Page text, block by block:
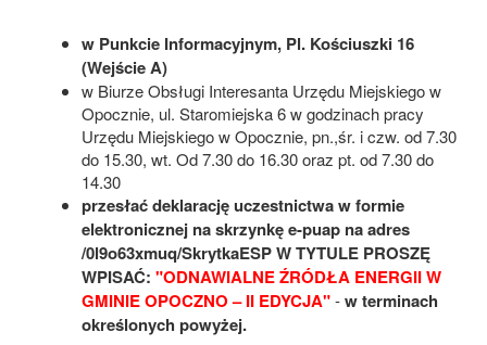
w Punkcie Informacyjnym, Pl. Kościuszki 16
(Wejście A)
w Biurze Obsługi Interesanta Urzędu Miejskiego w
Opocznie, ul. Staromiejska 6 w godzinach pracy
Urzędu Miejskiego w Opocznie, pn.,śr. i czw. od 7.30
do 15.30, wt. Od 7.30 do 16.30 oraz pt. od 7.30 do
14.30
przesłać deklarację uczestnictwa w formie
elektronicznej na skrzynkę e-puap na adres
/0l9o63xmuq/SkrytkaESP W TYTULE PROSZĘ
WPISAĆ: "ODNAWIALNE ŹRÓDŁA ENERGII W
GMINIE OPOCZNO – II EDYCJA"-w terminach
określonych powyżej.